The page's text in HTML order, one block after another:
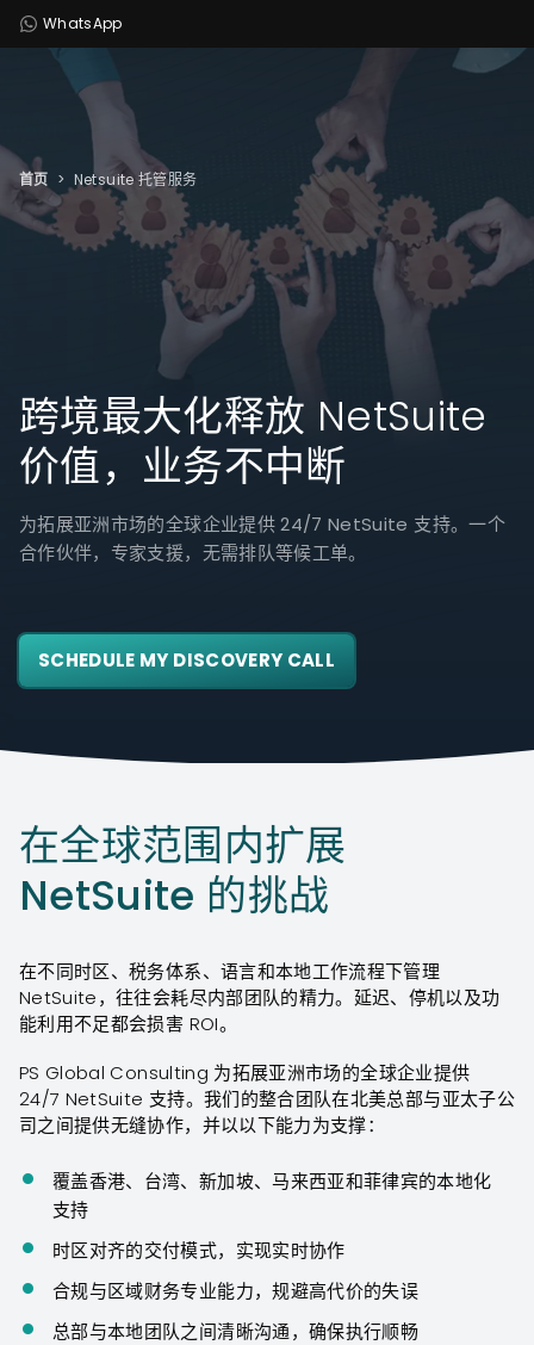
WhatsApp
首页 > Netsuite 托管服务
跨境最大化释放 NetSuite
价值，业务不中断
为拓展亚洲市场的全球企业提供 24/7 NetSuite 支持。一个
合作伙伴，专家支援，无需排队等候工单。
SCHEDULE MY DISCOVERY CALL
在全球范围内扩展
NetSuite 的挑战
在不同时区、税务体系、语言和本地工作流程下管理
NetSuite，往往会耗尽内部团队的精力。延迟、停机以及功
能利用不足都会损害 ROI。
PS Global Consulting 为拓展亚洲市场的全球企业提供
24/7 NetSuite 支持。我们的整合团队在北美总部与亚太子公
司之间提供无缝协作，并以以下能力为支撑：
覆盖香港、台湾、新加坡、马来西亚和菲律宾的本地化
支持
时区对齐的交付模式，实现实时协作
合规与区域财务专业能力，规避高代价的失误
总部与本地团队之间清晰沟通，确保执行顺畅